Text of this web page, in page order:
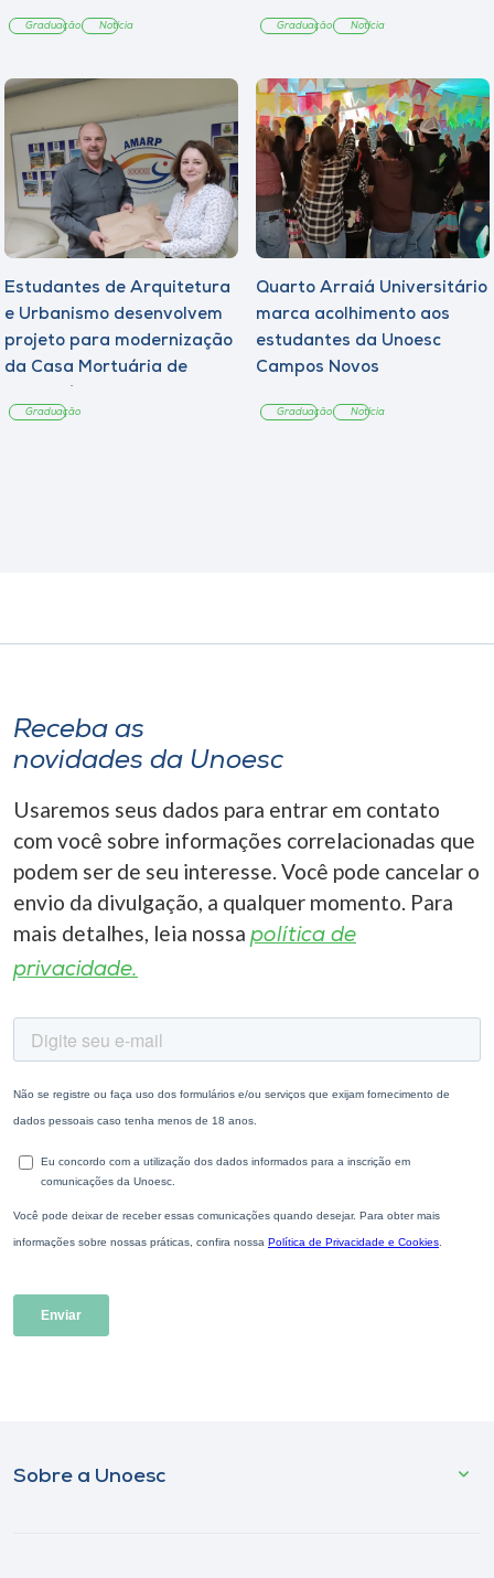
Graduação Notícia Graduação Notícia
Estudantes de Arquitetura
e Urbanismo desenvolvem
projeto para modernização
da Casa Mortuária de
Graduação
Quarto Arraiá Universitário
marca acolhimento aos
estudantes da Unoesc
Campos Novos
Graduação Notícia
Receba as
novidades da Unoesc
Usaremos seus dados para entrar em contato
com você sobre informações correlacionadas que
podem ser de seu interesse. Você pode cancelar o
envio da divulgação, a qualquer momento. Para
mais detalhes, leia nossa política de
privacidade.
Sobre a Unoesc